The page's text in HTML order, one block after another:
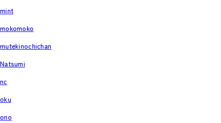
mint
mokomoko
mutekinochichan
Natsumi
nc
oku
ono